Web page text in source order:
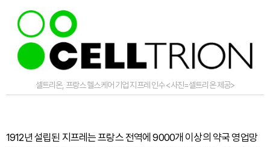
셀트리온, 프랑스 헬스케어 기업 지프레 인수 <사진=셀트리온 제공>
1912년 설립된 지프레는 프랑스 전역에 9000개 이상의 약국 영업망